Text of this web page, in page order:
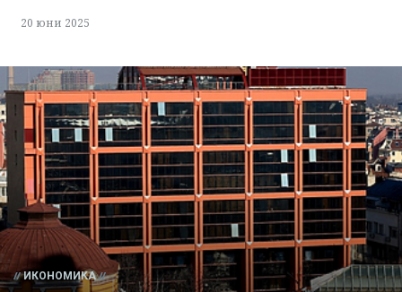
20 юни 2025
ИКОНОМИКА